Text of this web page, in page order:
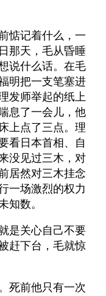
惦记着什么，一
那天，毛从昏睡
说什么话。在毛
明把一支笔塞进
发师举起的纸上
息了一会儿，他
上点了三点。理
看日本首相、自
没见过三木，对
居然对三木挂念
一场激烈的权力
知数。
是关心自己不要
赶下台，毛就惊
死前他只有一次